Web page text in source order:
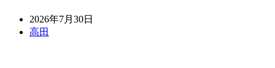
2026年7月30日
高田